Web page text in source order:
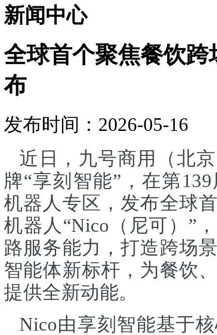
新闻中心
全球首个聚焦餐饮
布
发布时间：2026-05-16
近日，九号商用（北
牌“享刻智能”，在第
机器人专区，发布全球
机器人“Nico（尼可）”
路服务能力，打造跨场
智能体新标杆，为餐饮
提供全新动能。
Nico由享刻智能基于